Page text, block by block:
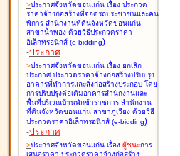
>ประกาศจังหวัดขอนแก่น เรื่อง ประกวด
ราคาจ้างก่อสร้างที่จอดรถประชาชนและคน
พิการ สำนักงานที่ดินจังหวัดขอนแก่น
สาขาน้ำพอง ด้วยวิธีประกวดราคา
อิเล็กทรอนิกส์ (e-bidding)
-ประกาศ
>ประกาศจังหวัดขอนแก่น เรื่อง ยกเลิก
ประกาศ ประกวดราคาจ้างก่อสร้างปรับปรุง
อาคารที่ทำการและสิ่งก่อสร้างประกอบ โดย
การปรับปรุงต่อเติมอาคารสำนักงานและ
พื้นที่บริเวณบ้านพักข้าราชการ สำนักงาน
ที่ดินจังหวัดขอนแก่น สาขาภูเวียง ด้วยวิธี
ประกวดราคาอิเล็กทรอนิกส์ (e-bidding)
-ประกาศ
>ประกาศจังหวัดขอนแก่น เรื่อง ผู้ชนะการ